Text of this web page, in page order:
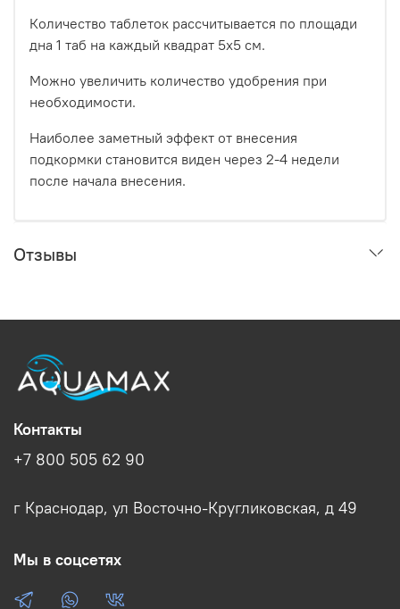
Количество таблеток рассчитывается по площади
дна 1 таб на каждый квадрат 5х5 см.
Можно увеличить количество удобрения при
необходимости.
Наиболее заметный эффект от внесения
подкормки становится виден через 2-4 недели
после начала внесения.
Отзывы
Контакты
+7 800 505 62 90
г Краснодар, ул Восточно-Кругликовская, д 49
Мы в соцсетях